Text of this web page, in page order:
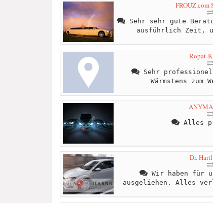
FROUZ.com
Sehr sehr gute
ausführlich Zeit,
Ropat-
Sehr
Wärmstens zum
Alles
Dr.
Wir haben für
ausgeliehen. Alles